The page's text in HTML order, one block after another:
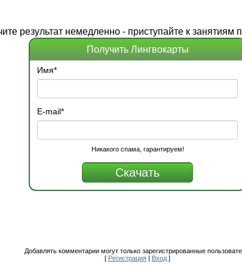
результат немедленно - приступайте к занятиям
Получить Лингвокарты
Имя*
E-mail*
Никакого спама, гарантируем!
Добавлять комментарии могут только зарегистрированные
[ Регистрация Вход ]